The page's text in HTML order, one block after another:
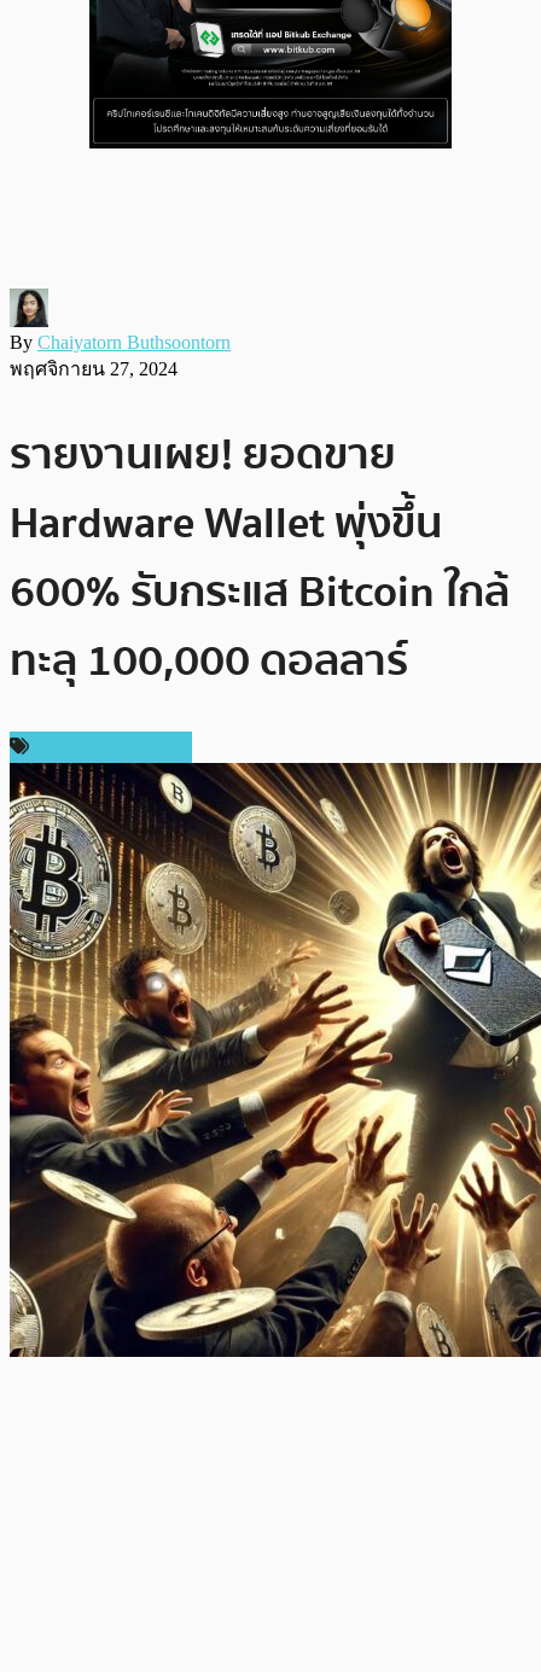
By Chaiyatorn Buthsoontorn
พฤศจิกายน 27, 2024
รายงานเผย! ยอดขาย
Hardware Wallet พุ่งขึ้น
600% รับกระแส Bitcoin ใกล้
ทะลุ 100,000 ดอลลาร์